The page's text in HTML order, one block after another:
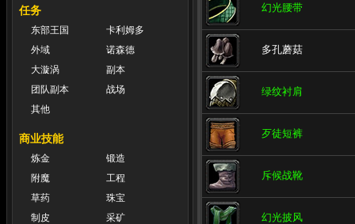
任务
东部王国
卡利姆多
外域
诺森德
大漩涡
副本
团队副本
战场
其他
商业技能
炼金
锻造
附魔
工程
草药
珠宝
制皮
采矿
幻光腰带
多孔蘑菇
绿纹衬肩
歹徒短裤
斥候战靴
幻光披风